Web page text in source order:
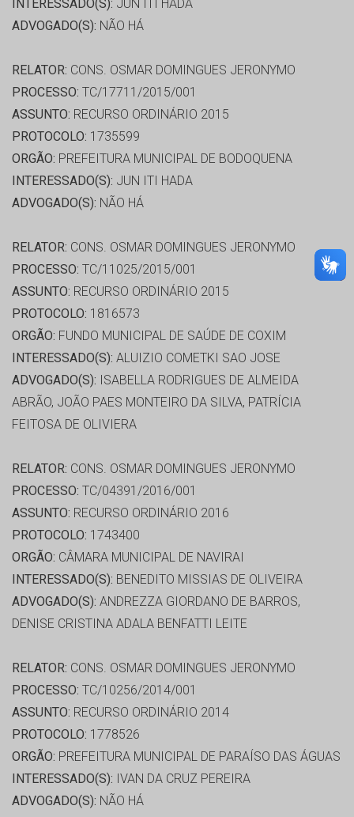
INTERESSADO(S): JUN ITI HADA
ADVOGADO(S): NÃO HÁ
RELATOR: CONS. OSMAR DOMINGUES JERONYMO
PROCESSO: TC/17711/2015/001
ASSUNTO: RECURSO ORDINÁRIO 2015
PROTOCOLO: 1735599
ORGÃO: PREFEITURA MUNICIPAL DE BODOQUENA
INTERESSADO(S): JUN ITI HADA
ADVOGADO(S): NÃO HÁ
RELATOR: CONS. OSMAR DOMINGUES JERONYMO
PROCESSO: TC/11025/2015/001
ASSUNTO: RECURSO ORDINÁRIO 2015
PROTOCOLO: 1816573
ORGÃO: FUNDO MUNICIPAL DE SAÚDE DE COXIM
INTERESSADO(S): ALUIZIO COMETKI SAO JOSE
ADVOGADO(S): ISABELLA RODRIGUES DE ALMEIDA
ABRÃO, JOÃO PAES MONTEIRO DA SILVA, PATRÍCIA
FEITOSA DE OLIVIERA
RELATOR: CONS. OSMAR DOMINGUES JERONYMO
PROCESSO: TC/04391/2016/001
ASSUNTO: RECURSO ORDINÁRIO 2016
PROTOCOLO: 1743400
ORGÃO: CÂMARA MUNICIPAL DE NAVIRAI
INTERESSADO(S): BENEDITO MISSIAS DE OLIVEIRA
ADVOGADO(S): ANDREZZA GIORDANO DE BARROS,
DENISE CRISTINA ADALA BENFATTI LEITE
RELATOR: CONS. OSMAR DOMINGUES JERONYMO
PROCESSO: TC/10256/2014/001
ASSUNTO: RECURSO ORDINÁRIO 2014
PROTOCOLO: 1778526
ORGÃO: PREFEITURA MUNICIPAL DE PARAÍSO DAS ÁGUAS
INTERESSADO(S): IVAN DA CRUZ PEREIRA
ADVOGADO(S): NÃO HÁ